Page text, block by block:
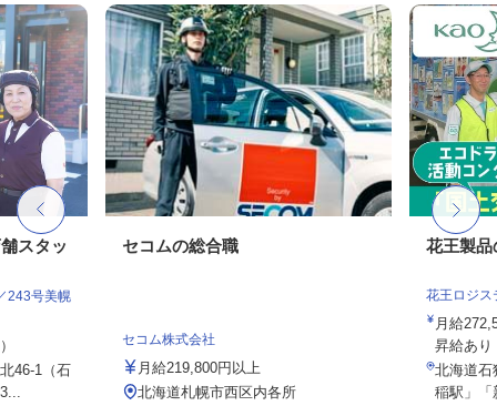
スタッ
243号美幌
46-1（石
セコムの総合職
セコム株式会社
月給219,800円以上
北海道札幌市西区内各所
花王製品
花王ロジ
月給
昇給あ
北海道石
稲駅」